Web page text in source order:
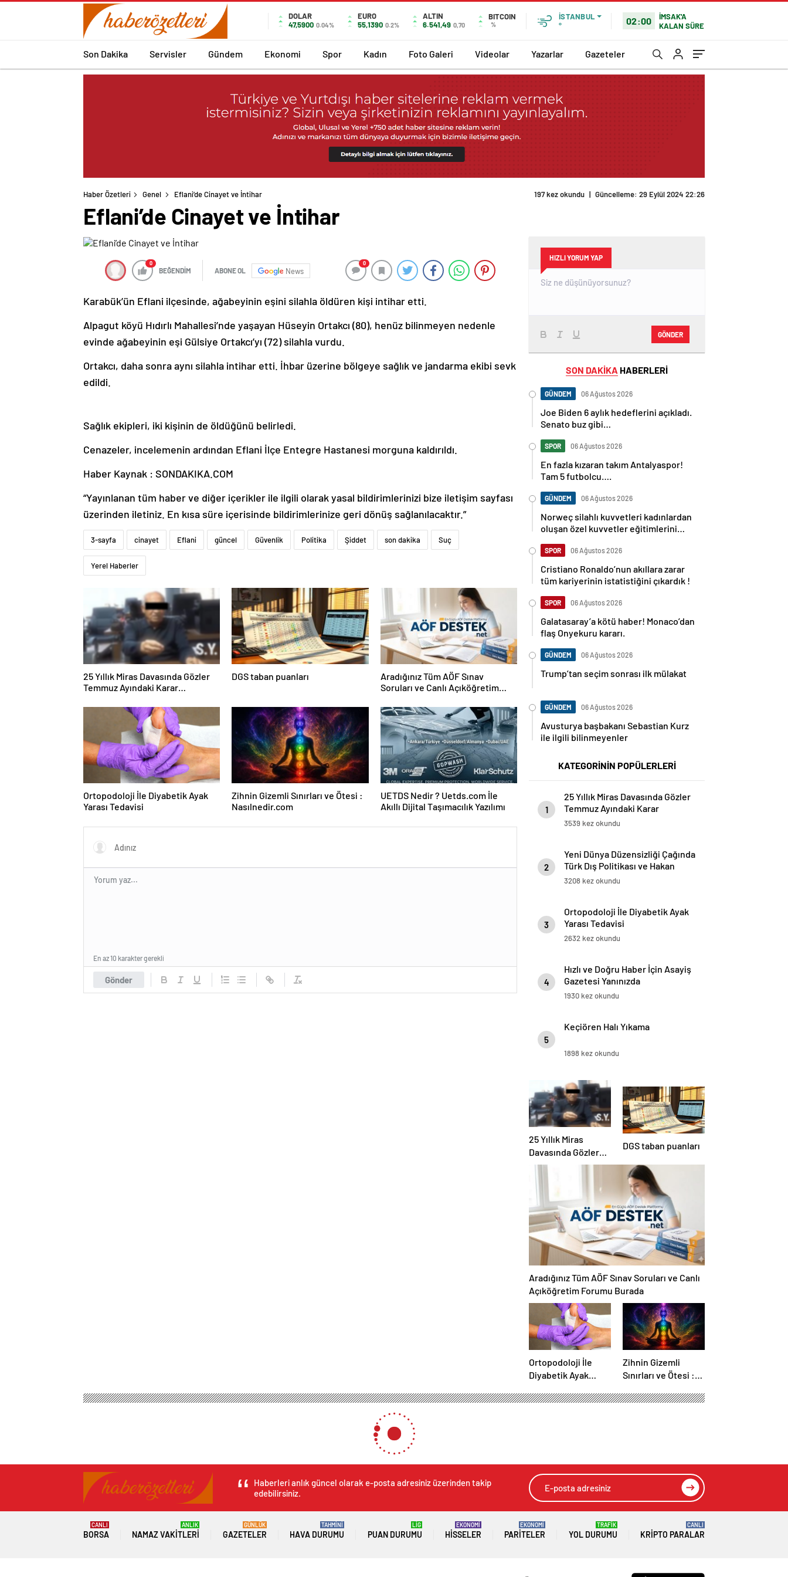
DOLAR
47,5900 0.04%
EURO
55,1390 0.2%
ALTIN
6.541,49 0,70
BITCOIN
%
İSTANBUL
°
02:00
İMSAK'A
KALAN SÜRE
Son Dakika Servisler Gündem Ekonomi Spor Kadın Foto Galeri Videolar Yazarlar Gazeteler
Haber Özetleri Genel Eflani’de Cinayet ve İntihar 197 kez okundu | Güncelleme: 29 Eylül 2024 22:26
Eflani’de Cinayet ve İntihar
0
BEĞENDİM ABONE OL News
0
Karabük’ün Eflani ilçesinde, ağabeyinin eşini silahla öldüren kişi intihar etti.
Alpagut köyü Hıdırlı Mahallesi’nde yaşayan Hüseyin Ortakcı (80), henüz bilinmeyen nedenle
evinde ağabeyinin eşi Gülsiye Ortakcı’yı (72) silahla vurdu.
Ortakcı, daha sonra aynı silahla intihar etti. İhbar üzerine bölgeye sağlık ve jandarma ekibi sevk
edildi.
Sağlık ekipleri, iki kişinin de öldüğünü belirledi.
Cenazeler, incelemenin ardından Eflani İlçe Entegre Hastanesi morguna kaldırıldı.
Haber Kaynak : SONDAKIKA.COM
“Yayınlanan tüm haber ve diğer içerikler ile ilgili olarak yasal bildirimlerinizi bize iletişim sayfası
üzerinden iletiniz. En kısa süre içerisinde bildirimlerinize geri dönüş sağlanılacaktır.”
3-sayfa cinayet Eflani güncel Güvenlik Politika Şiddet son dakika Suç
Yerel Haberler
25 Yıllık Miras Davasında Gözler
Temmuz Ayındaki Karar
DGS taban puanları
Aradığınız Tüm AÖF Sınav
Soruları ve Canlı Açıköğretim
Ortopodoloji İle Diyabetik Ayak
Yarası Tedavisi
Zihnin Gizemli Sınırları ve Ötesi :
Nasılnedir.com
UETDS Nedir ? Uetds.com İle
Akıllı Dijital Taşımacılık Yazılımı
Gönder
En az 10 karakter gerekli
HIZLI YORUM YAP
GÖNDER
SON DAKİKA HABERLERİ
GÜNDEM 06 Ağustos 2026
Joe Biden 6 aylık hedeflerini açıkladı.
Senato buz gibi…
SPOR 06 Ağustos 2026
En fazla kızaran takım Antalyaspor!
Tam 5 futbolcu….
GÜNDEM 06 Ağustos 2026
Norweç silahlı kuvvetleri kadınlardan
oluşan özel kuvvetler eğitimlerini
SPOR 06 Ağustos 2026
Cristiano Ronaldo’nun akıllara zarar
tüm kariyerinin istatistiğini çıkardık !
SPOR 06 Ağustos 2026
Galatasaray’a kötü haber! Monaco’dan
flaş Onyekuru kararı.
GÜNDEM 06 Ağustos 2026
Trump’tan seçim sonrası ilk mülakat
GÜNDEM 06 Ağustos 2026
Avusturya başbakanı Sebastian Kurz
ile ilgili bilinmeyenler
KATEGORİNİN POPÜLERLERİ
1
25 Yıllık Miras Davasında Gözler
Temmuz Ayındaki Karar
Duruşmasına Çevrildi
3539 kez okundu
2
Yeni Dünya Düzensizliği Çağında
Türk Dış Politikası ve Hakan
Fidan Faktörü
3208 kez okundu
3
Ortopodoloji İle Diyabetik Ayak
Yarası Tedavisi
2632 kez okundu
4
Hızlı ve Doğru Haber İçin Asayiş
Gazetesi Yanınızda
1930 kez okundu
5
Keçiören Halı Yıkama
1898 kez okundu
25 Yıllık Miras
Davasında Gözler
Temmuz Ayındaki
Çevrildi
DGS taban puanları
Aradığınız Tüm AÖF Sınav Soruları ve Canlı
Açıköğretim Forumu Burada
Ortopodoloji İle
Diyabetik Ayak
Zihnin Gizemli
Sınırları ve Ötesi :
Haberleri anlık güncel olarak e-posta adresiniz üzerinden takip
edebilirsiniz.
BORSA
CANLI
NAMAZ VAKITLERI
ANLIK
GAZETELER
GÜNLÜK
HAVA DURUMU
TAHMİNİ
PUAN DURUMU
LİG
HISSELER
EKONOMİ
PARITELER
EKONOMİ
YOL DURUMU
TRAFİK
KRIPTO PARALAR
CANLI